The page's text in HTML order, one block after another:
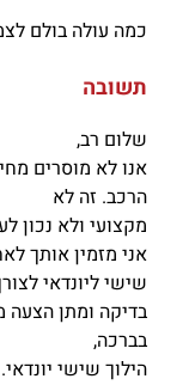
כמה עולה בולם
תשובה
שלום רב,
אנו לא מוסרים
הרכב. זה לא
מקצועי ולא נכון
אני מזמין אותך
שישי ליונדאי
בדיקה ומתן הצעה
בברכה,
הילוך שישי יונדאי.